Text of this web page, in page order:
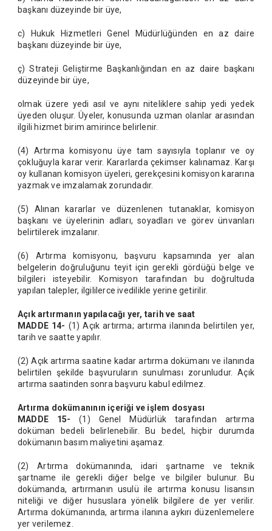
başkanı düzeyinde bir üye,
c) Hukuk Hizmetleri Genel Müdürlüğünden en az daire
başkanı düzeyinde bir üye,
ç) Strateji Geliştirme Başkanlığından en az daire başkanı
düzeyinde bir üye,
olmak üzere yedi asıl ve aynı niteliklere sahip yedi yedek
üyeden oluşur. Üyeler, konusunda uzman olanlar arasından
ilgili hizmet birim amirince belirlenir.
(4) Artırma komisyonu üye tam sayısıyla toplanır ve oy
çokluğuyla karar verir. Kararlarda çekimser kalınamaz. Karşı
oy kullanan komisyon üyeleri, gerekçesini komisyon kararına
yazmak ve imzalamak zorundadır.
(5) Alınan kararlar ve düzenlenen tutanaklar, komisyon
başkanı ve üyelerinin adları, soyadları ve görev ünvanları
belirtilerek imzalanır.
(6) Artırma komisyonu, başvuru kapsamında yer alan
belgelerin doğruluğunu teyit için gerekli gördüğü belge ve
bilgileri isteyebilir. Komisyon tarafından bu doğrultuda
yapılan talepler, ilgililerce ivedilikle yerine getirilir.
Açık artırmanın yapılacağı yer, tarih ve saat
MADDE 14- (1) Açık artırma; artırma ilanında belirtilen yer,
tarih ve saatte yapılır.
(2) Açık artırma saatine kadar artırma dokümanı ve ilanında
belirtilen şekilde başvuruların sunulması zorunludur. Açık
artırma saatinden sonra başvuru kabul edilmez.
Artırma dokümanının içeriği ve işlem dosyası
MADDE 15- (1) Genel Müdürlük tarafından artırma
doküman bedeli belirlenebilir. Bu bedel, hiçbir durumda
dokümanın basım maliyetini aşamaz.
(2) Artırma dokümanında, idari şartname ve teknik
şartname ile gerekli diğer belge ve bilgiler bulunur. Bu
dokümanda, artırmanın usulü ile artırma konusu lisansın
niteliği ve diğer hususlara yönelik bilgilere de yer verilir.
Artırma dokümanında, artırma ilanına aykırı düzenlemelere
yer verilemez.